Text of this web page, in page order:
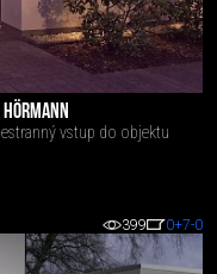
vstup do objektu
399 0+7-0